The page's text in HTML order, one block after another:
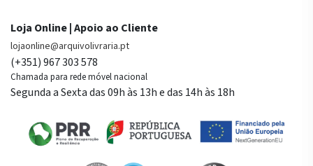
Loja Online | Apoio ao Cliente
lojaonline@arquivolivraria.pt
(+351) 967 303 578
Chamada para rede móvel nacional
Segunda a Sexta das 09h às 13h e das 14h às 18h